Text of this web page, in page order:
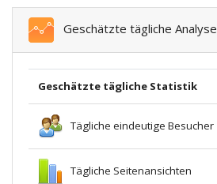
Geschätzte tägliche Analyse
Geschätzte tägliche Statistik
Tägliche eindeutige Besucher
Tägliche Seitenansichten